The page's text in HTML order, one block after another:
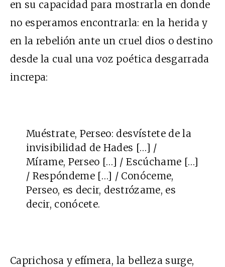
en su capacidad para mostrarla en donde
no esperamos encontrarla: en la herida y
en la rebelión ante un cruel dios o destino
desde la cual una voz poética desgarrada
increpa:
Muéstrate, Perseo: desvístete de la
invisibilidad de Hades […] /
Mírame, Perseo […] / Escúchame […]
/ Respóndeme […] / Conóceme,
Perseo, es decir, destrózame, es
decir, conócete.
Caprichosa y efímera, la belleza surge,